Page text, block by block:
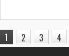
1 2 3 4